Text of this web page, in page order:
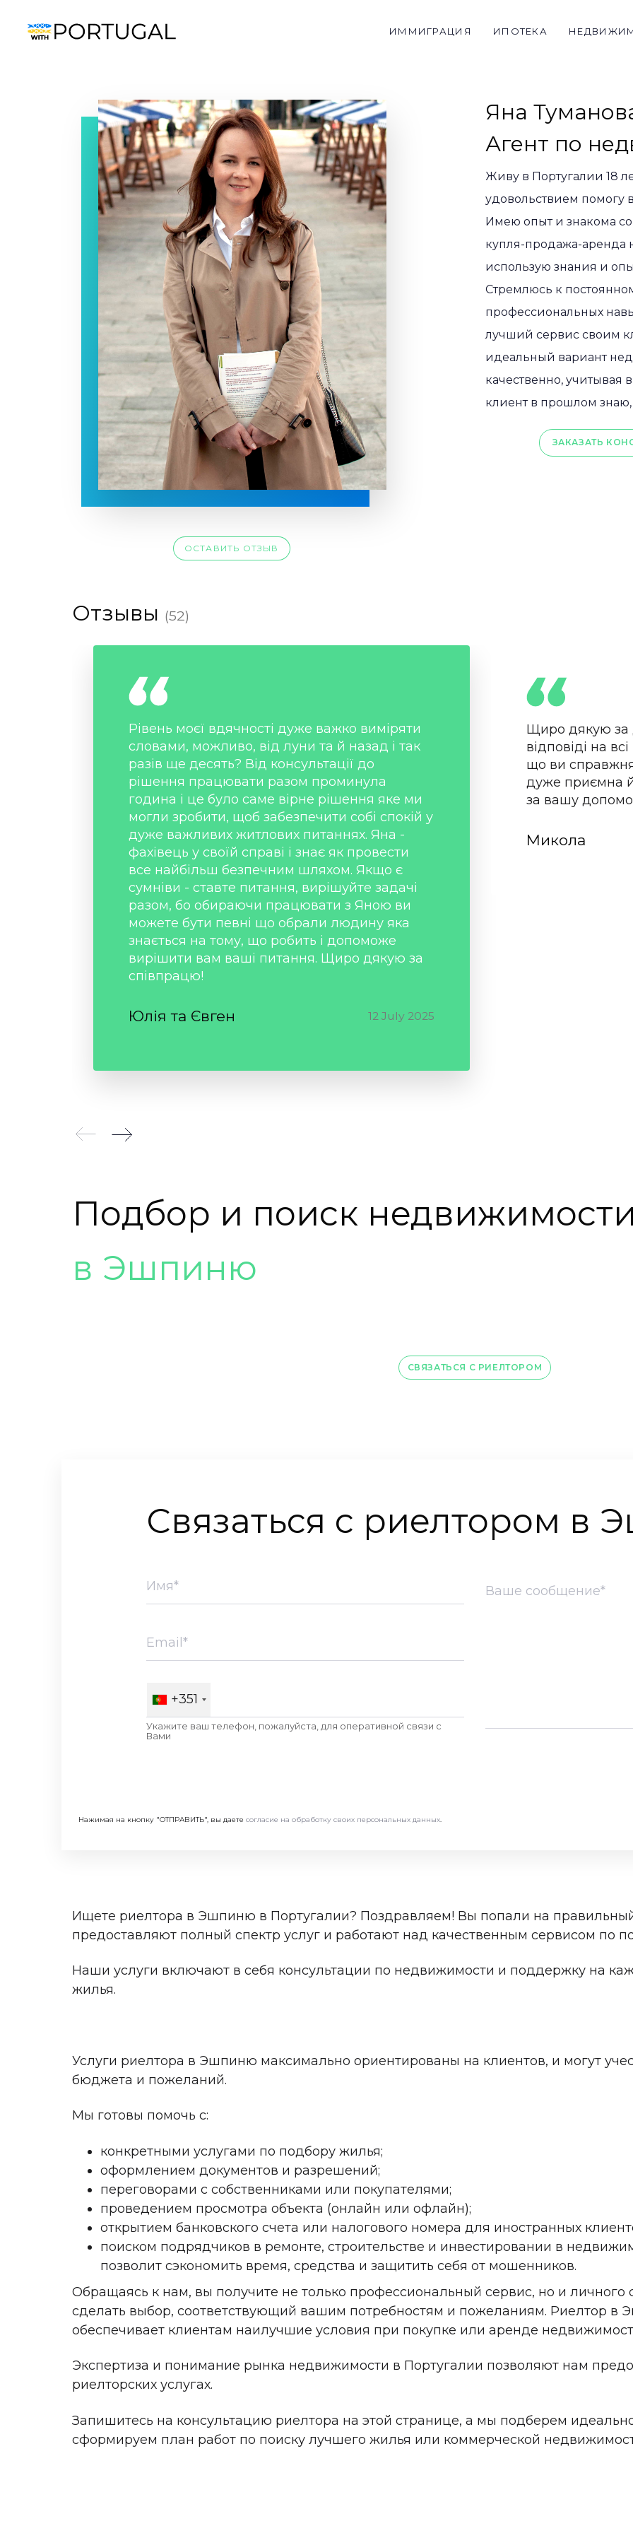
ИММИГРАЦИЯ ИПОТЕКА
ОСТАВИТЬ ОТЗЫВ
Яна
Агент по
Живу в Португалии 18
удовольствием помогу
Имею опыт и знакома
купля-продажа-аренда
использую знания и
Стремлюсь к
профессиональных
лучший сервис своим
идеальный вариант
качественно,
клиент в прошлом
ЗАКАЗАТЬ
Отзывы (52)
Рівень моєї вдячності дуже важко виміряти
словами, можливо, від луни та й назад і так
разів ще десять? Від консультації до
рішення працювати разом проминула
година і це було саме вірне рішення яке ми
могли зробити, щоб забезпечити собі спокій у
дуже важливих житлових питаннях. Яна -
фахівець у своїй справі і знає як провести
все найбільш безпечним шляхом. Якщо є
сумніви - ставте питання, вирішуйте задачі
разом, бо обираючи працювати з Яною ви
можете бути певні що обрали людину яка
знається на тому, що робить і допоможе
вирішити вам ваші питання. Щиро дякую за
співпрацю!
Юлія та Євген 12 July 2025
Щиро дякую за
відповіді на
що ви справжня
дуже приємна
за вашу
Микола
Подбор и поиск
в Эшпиню
СВЯЗАТЬСЯ С РИЕЛТОРОМ
Связаться с риелтором в
+351
Укажите ваш телефон, пожалуйста, для оперативной связи c
Вами
Нажимая на кнопку "ОТПРАВИТЬ", вы даете согласие на обработку своих персональных данных.
Ищете риелтора в Эшпиню в Португалии? Поздравляем! Вы попали на
предоставляют полный спектр услуг и работают над качественным сервисом по
Наши услуги включают в себя консультации по недвижимости и поддержку на
жилья.
Услуги риелтора в Эшпиню максимально ориентированы на клиентов, и могут
бюджета и пожеланий.
Мы готовы помочь с:
конкретными услугами по подбору жилья;
оформлением документов и разрешений;
переговорами с собственниками или покупателями;
проведением просмотра объекта (онлайн или офлайн);
открытием банковского счета или налогового номера для иностранных
поиском подрядчиков в ремонте, строительстве и инвестировании в
позволит сэкономить время, средства и защитить себя от мошенников.
Обращаясь к нам, вы получите не только профессиональный сервис, но и личного
сделать выбор, соответствующий вашим потребностям и пожеланиям. Риелтор в
обеспечивает клиентам наилучшие условия при покупке или аренде
Экспертиза и понимание рынка недвижимости в Португалии позволяют нам
риелторских услугах.
Запишитесь на консультацию риелтора на этой странице, а мы подберем
сформируем план работ по поиску лучшего жилья или коммерческой